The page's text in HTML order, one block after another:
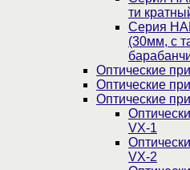
ти
Серия
(30мм, c
Оптические
Оптические
Оптические
VX-1
VX-2